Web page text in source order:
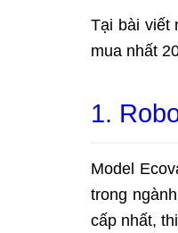
Tại bài viết
mua nhất
1.
Model
trong
cấp nhất,